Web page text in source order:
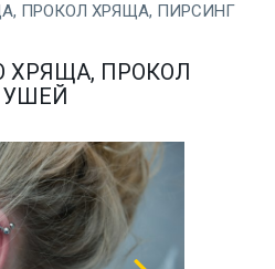
ПРОКОЛ ХРЯЩА, ПИРСИНГ
ХРЯЩА, ПРОКОЛ